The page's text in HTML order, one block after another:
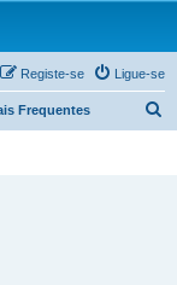
Ligue-se
Registe-se
Frequentes